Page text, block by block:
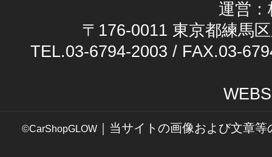
運営
〒176-0011 東京都練馬
TEL.03-6794-2003 / FAX.03-
©CarShopGLOW ｜当サイトの画像および文章